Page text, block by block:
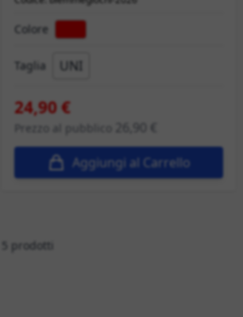
Colore
Taglia UNI
24,90 €
Prezzo al pubblico
26,90 €
Aggiungi al Carrello
5 prodotti